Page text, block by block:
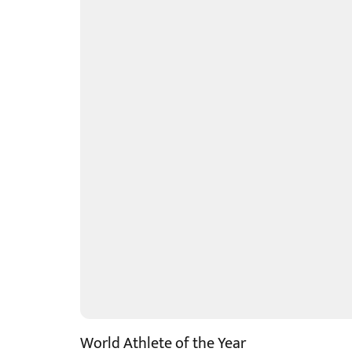
World Athlete of the Year